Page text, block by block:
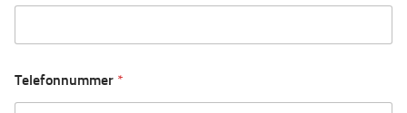
Telefonnummer *